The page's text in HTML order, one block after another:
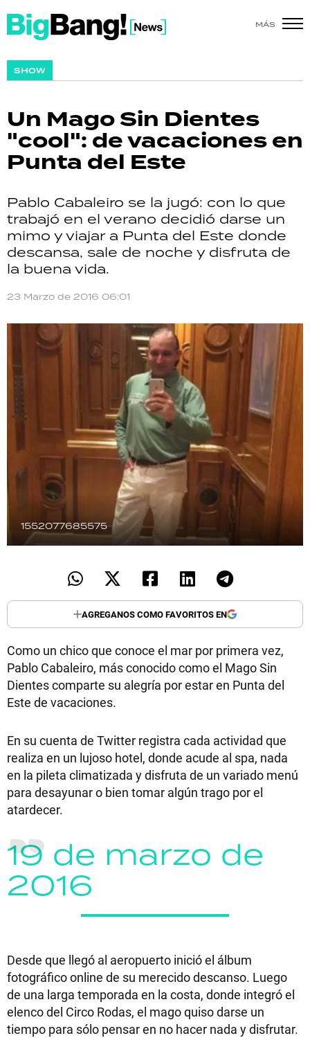
MÁS
SHOW
Un Mago Sin Dientes
"cool": de vacaciones en
Punta del Este
Pablo Cabaleiro se la jugó: con lo que
trabajó en el verano decidió darse un
mimo y viajar a Punta del Este donde
descansa, sale de noche y disfruta de
la buena vida.
23 Marzo de 2016 06:01
1552077685575
AGREGANOS COMO FAVORITOS EN
Como un chico que conoce el mar por primera vez,
Pablo Cabaleiro, más conocido como el Mago Sin
Dientes comparte su alegría por estar en Punta del
Este de vacaciones.
En su cuenta de Twitter registra cada actividad que
realiza en un lujoso hotel, donde acude al spa, nada
en la pileta climatizada y disfruta de un variado menú
para desayunar o bien tomar algún trago por el
atardecer.
19 de marzo de
2016
Desde que llegó al aeropuerto inició el álbum
fotográfico online de su merecido descanso. Luego
de una larga temporada en la costa, donde integró el
elenco del Circo Rodas, el mago quiso darse un
tiempo para sólo pensar en no hacer nada y disfrutar.
SHOW
ACTUALIDAD
POLICIALES
ECONOMÍA
GRAN HERMANO
SALUD
DEPORTES
TECNOLOGÍA
PALABRAS
HORÓSCOPO
Seguinos